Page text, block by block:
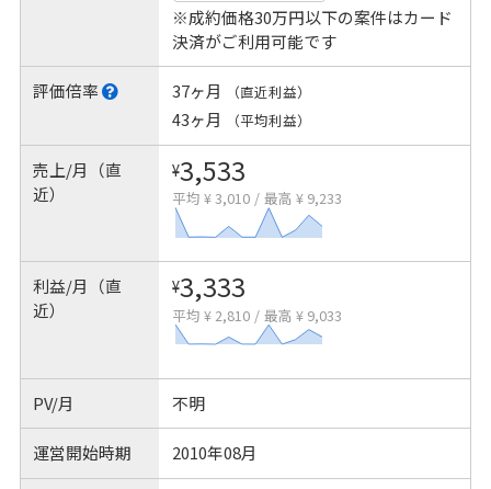
※成約価格30万円以下の案件はカード
決済がご利用可能です
評価倍率 37ヶ月 （直近利益）
43ヶ月 （平均利益）
売上/月（直
近）
¥3,533
平均 ¥ 3,010 / 最高 ¥ 9,233
利益/月（直
近）
¥3,333
平均 ¥ 2,810 / 最高 ¥ 9,033
PV/月 不明
運営開始時期 2010年08月